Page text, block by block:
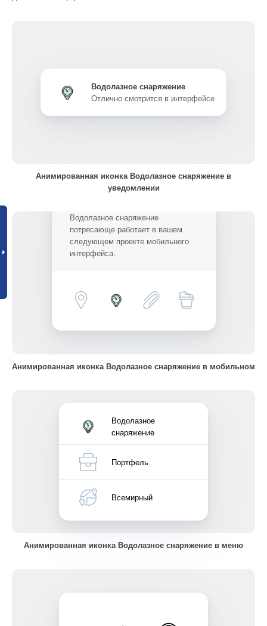
Водолазное снаряжение
Отлично смотрится в интерфейсе
Анимированная иконка Водолазное снаряжение в
уведомлении
Водолазное снаряжение
потрясающе работает в вашем
следующем проекте мобильного
интерфейса.
Анимированная иконка Водолазное снаряжение в мобильном
Водолазное
снаряжение
Портфель
Всемирный
Анимированная иконка Водолазное снаряжение в меню